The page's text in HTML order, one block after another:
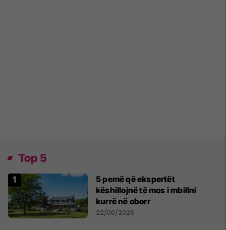
Top 5
5 pemë që ekspertët
këshillojnë të mos i mbillni
kurrë në oborr
22/06/2026